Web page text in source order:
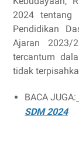
2024 tentang
Pendidikan
Ajaran 2023/
tercantum
tidak
BACA JUGA:
SDM 2024